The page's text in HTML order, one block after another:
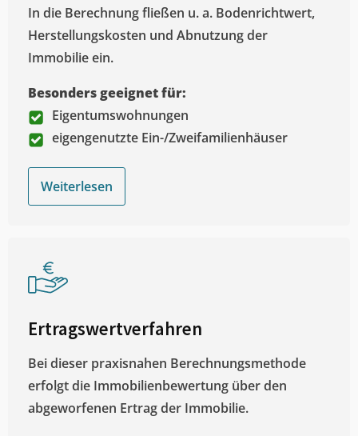
In die Berechnung fließen u. a. Bodenrichtwert,
Herstellungskosten und Abnutzung der
Immobilie ein.
Besonders geeignet für:
Eigentumswohnungen
eigengenutzte Ein-/Zweifamilienhäuser
Weiterlesen
Ertragswertverfahren
Bei dieser praxisnahen Berechnungsmethode
erfolgt die Immobilienbewertung über den
abgeworfenen Ertrag der Immobilie.